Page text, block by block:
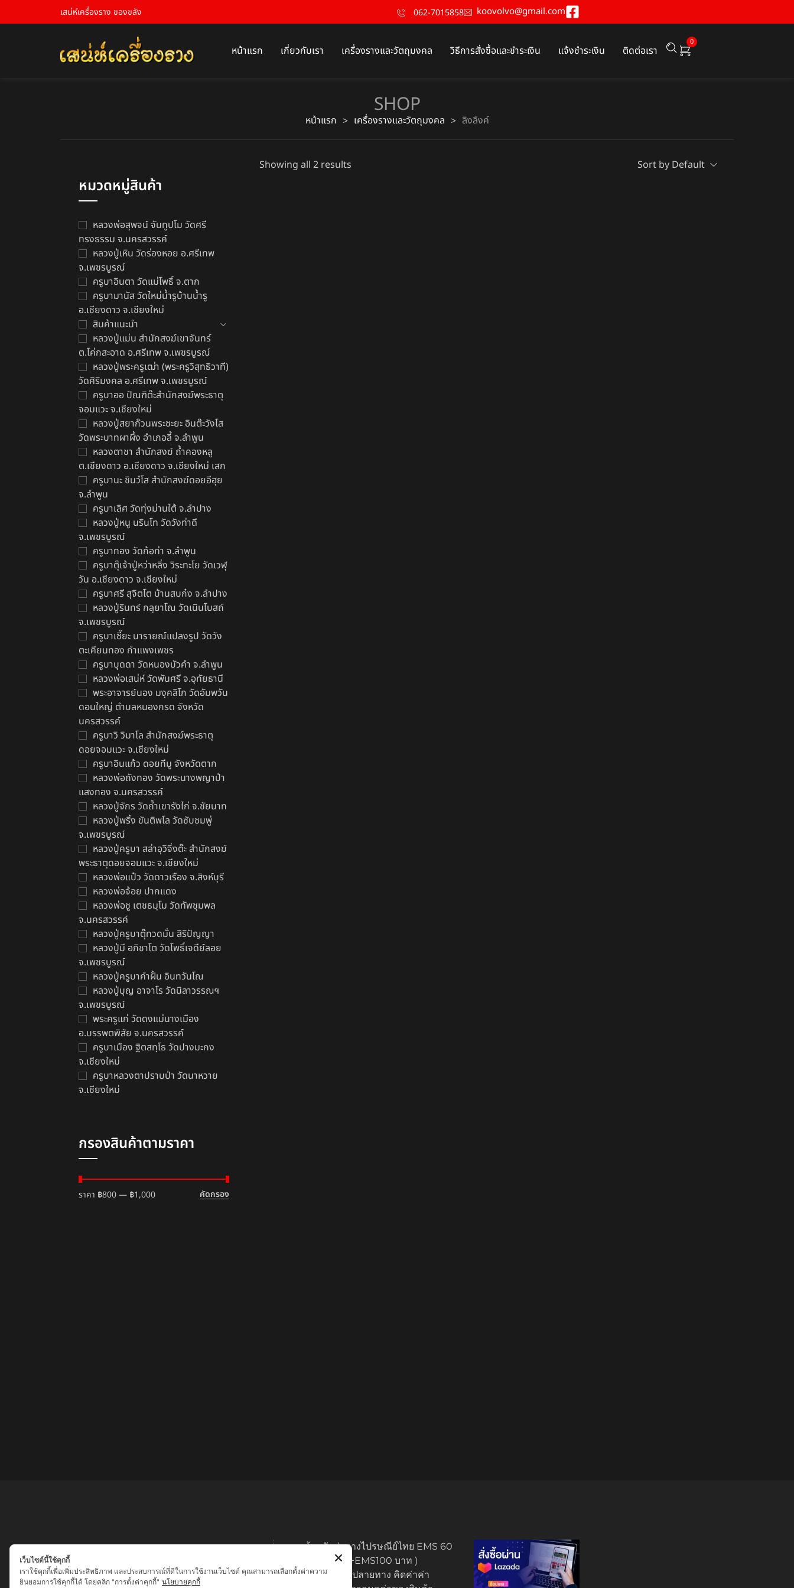
เสน่ห์เครื่องราง ของขลัง 062-7015858 koovolvo@gmail.com
หน้าแรก เกี่ยวกับเรา เครื่องรางและวัตถุมงคล วิธีการสั่งซื้อและชำระเงิน แจ้งชำระเงิน ติดต่อเรา
0
SHOP
หน้าแรก > เครื่องรางและวัตถุมงคล > ลิงลึงค์
หมวดหมู่สินค้า
หลวงพ่อสุพจน์ จันทูปโม วัดศรี
ทรงธรรม จ.นครสวรรค์
หลวงปู่เหิน วัดร่องหอย อ.ศรีเทพ
จ.เพชรบูรณ์
ครูบาอินตา วัดแม่โพธิ์ จ.ตาก
ครูบามานัส วัดใหม่น้ำรูบ้านน้ำรู
อ.เชียงดาว จ.เชียงใหม่
สินค้าแนะนำ
หลวงปู่แม่น สำนักสงฆ์เขาจันทร์
ต.โค่กสะอาด อ.ศรีเทพ จ.เพชรบูรณ์
หลวงปู่พระครูเฒ่า (พระครูวิสุทธิวาที)
วัดศิริมงคล อ.ศรีเทพ จ.เพชรบูรณ์
ครูบาออ ปัณฑิต๊ะสำนักสงฆ์พระธาตุ
จอมแวะ จ.เชียงใหม่
หลวงปู่สยาก๊วนพระชะยะ อินต๊ะวังโส
วัดพระบาทผาผึ้ง อำเภอลี้ จ.ลำพูน
หลวงตาชา สำนักสงฆ์ ถ้ำคองหลู
ต.เชียงดาว อ.เชียงดาว จ.เชียงใหม่ เสก
ครูบานะ ชินวํโส สำนักสงฆ์ดอยอีฮุย
จ.ลำพูน
ครูบาเลิศ วัดทุ่งม่านใต้ จ.ลำปาง
หลวงปู่หนู นรินโท วัดวังท่าดี
จ.เพชรบูรณ์
ครูบาทอง วัดก้อท่า จ.ลำพูน
ครูบาตุ๊เจ้าปู่หว่าหลิ่ง วิระทะโย วัดเวฬุ
วัน อ.เชียงดาว จ.เชียงใหม่
ครูบาศรี สุจิตโต บ้านสบก๋ง จ.ลำปาง
หลวงปู่รินทร์ กลฺยาโณ วัดเนินโบสถ์
จ.เพชรบูรณ์
ครูบาเซี๊ยะ นารายณ์แปลงรูป วัดวัง
ตะเคียนทอง กำแพงเพชร
ครูบาบุดดา วัดหนองบัวคํา จ.ลําพูน
หลวงพ่อเสน่ห์ วัดพันศรี จ.อุทัยธานี
พระอาจารย์นอง มงฺคลิโก วัดอัมพวัน
ดอนใหญ่ ตำบลหนองกรด จังหวัด
นครสวรรค์
ครูบาวิ วิมาโล สำนักสงฆ์พระธาตุ
ดอยจอมแวะ จ.เชียงใหม่
ครูบาอินแก้ว ดอยทีมู จังหวัดตาก
หลวงพ่อถังทอง วัดพระนางพญาป่า
แสงทอง จ.นครสวรรค์
หลวงปู่จักร วัดถ้ำเขารังไก่ จ.ชัยนาท
หลวงปู่พริ้ง ขันติพโล วัดซับชมพู่
จ.เพชรบูรณ์
หลวงปู่ครูบา สล่าอุวิจิ่งต๊ะ สำนักสงฆ์
พระธาตุดอยจอมแวะ จ.เชียงใหม่
หลวงพ่อแป๋ว วัดดาวเรือง จ.สิงห์บุรี
หลวงพ่อจ้อย ปากแดง
หลวงพ่อชู เตชธมฺโม วัดทัพชุมพล
จ.นครสวรรค์
หลวงปู่ครูบาตุ๊ทวดมั่น สิริปัญญา
หลวงปู่มี อภิชาโต วัดโพธิ์เจดีย์ลอย
จ.เพชรบูรณ์
หลวงปู่ครูบาคำฝั้น อินทวันโณ
หลวงปู่บุญ อาจาโร วัดนิลาวรรณฯ
จ.เพชรบูรณ์
พระครูแก่ วัดดงแม่นางเมือง
อ.บรรพตพิสัย จ.นครสวรรค์
ครูบาเมือง ฐิตสทฺโธ วัดปางมะกง
จ.เชียงใหม่
ครูบาหลวงตาปราบป่า วัดนาหวาย
จ.เชียงใหม่
กรองสินค้าตามราคา
คัดกรอง
ราคา ฿800— ฿1,000
Showing all 2 results Sort by Default
ทางร้านจัดส่งทางไปรษณีย์ไทย EMS 60
บาท (พระบูชา +EMS100 บาท )
มีบริการเก็บเงินปลายทาง คิดค่าค่า
เว็บไซต์นี้ใช้คุกกี้
เราใช้คุกกี้เพื่อเพิ่มประสิทธิภาพ และประสบการณ์ที่ดีในการใช้งานเว็บไซต์ คุณสามารถเลือกตั้งค่าความ
ยินยอมการใช้คุกกี้ได้ โดยคลิก "การตั้งค่าคุกกี้" นโยบายคุกกี้